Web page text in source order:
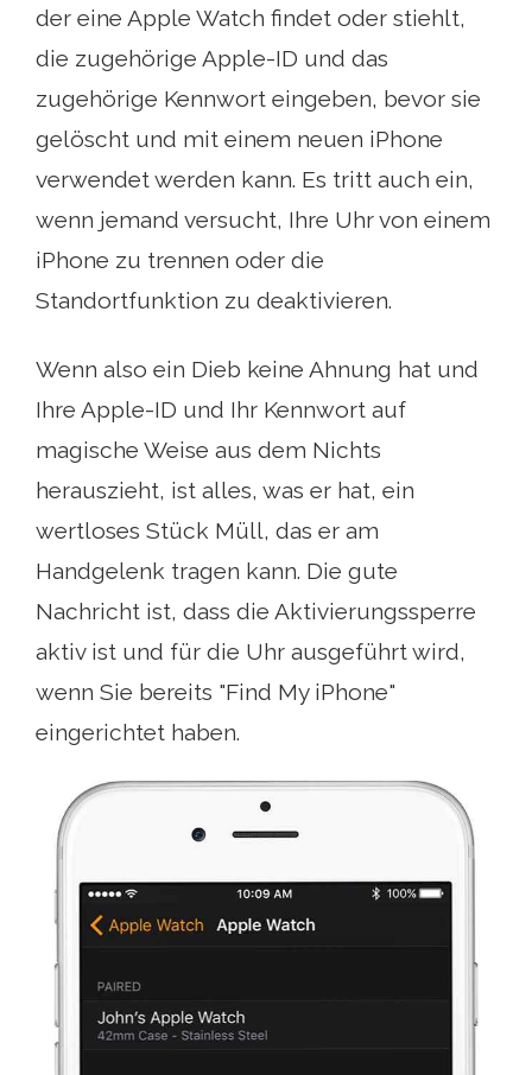
der eine Apple Watch findet oder stiehlt,
die zugehörige Apple-ID und das
zugehörige Kennwort eingeben, bevor sie
gelöscht und mit einem neuen iPhone
verwendet werden kann. Es tritt auch ein,
wenn jemand versucht, Ihre Uhr von einem
iPhone zu trennen oder die
Standortfunktion zu deaktivieren.
Wenn also ein Dieb keine Ahnung hat und
Ihre Apple-ID und Ihr Kennwort auf
magische Weise aus dem Nichts
herauszieht, ist alles, was er hat, ein
wertloses Stück Müll, das er am
Handgelenk tragen kann. Die gute
Nachricht ist, dass die Aktivierungssperre
aktiv ist und für die Uhr ausgeführt wird,
wenn Sie bereits "Find My iPhone"
eingerichtet haben.